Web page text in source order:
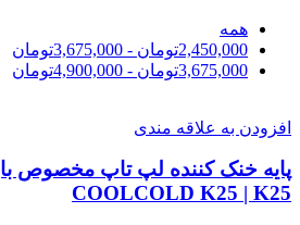
همه
2,450,000تومان -
3,675,000تومان
3,675,000تومان -
4,900,000تومان
افزودن به علاقه مندی
پایه خنک کننده لپ تاپ مخصوص
COOLCOLD K25 | K25